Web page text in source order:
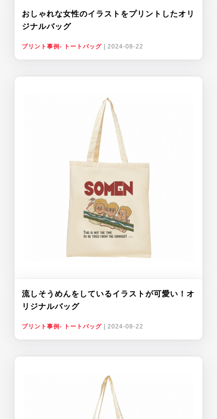
おしゃれな女性のイラストをプリントしたオリ
ジナルバッグ
プリント事例- トートバッグ 2024-08-22
流しそうめんをしているイラストが可愛い！オ
リジナルバッグ
プリント事例- トートバッグ 2024-08-22